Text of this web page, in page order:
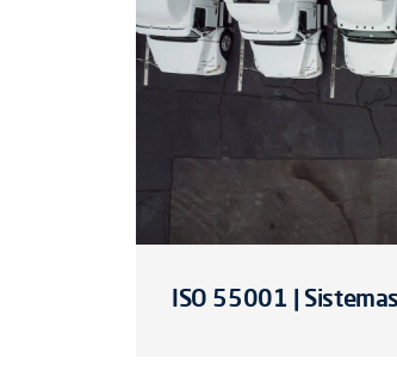
ISO 55001 |